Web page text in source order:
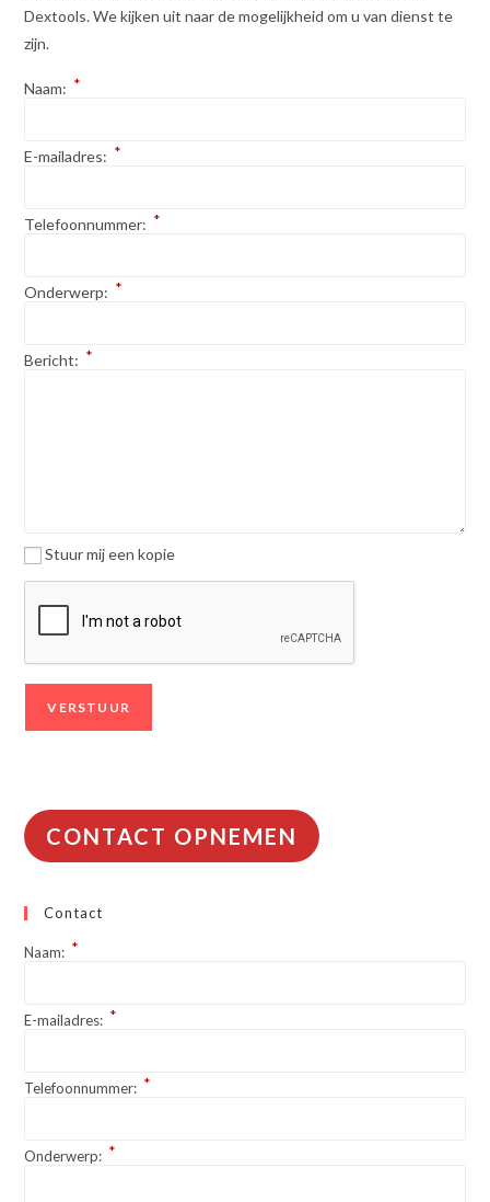
Dextools. We kijken uit naar de mogelijkheid om u van dienst te
zijn.
Naam: *
E-mailadres: *
Telefoonnummer: *
Onderwerp: *
Bericht: *
Stuur mij een kopie
CONTACT OPNEMEN
Contact
Naam: *
E-mailadres: *
Telefoonnummer: *
Onderwerp: *